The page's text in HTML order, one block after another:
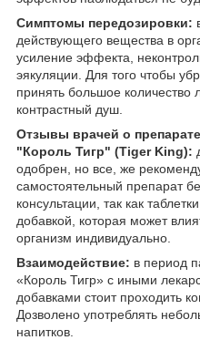
Симптомы передозировки:
действующего вещества в
усиление эффекта,
эякуляции. Для того чтобы
принять большое количество
контрастный душ.
Отзывы врачей о
"Король Тигр" (Tiger King):
одобрен, но все, же
самостоятельный препарат
консультации, так как
добавкой, которая может
организм индивидуально.
Взаимодействие: в период
«Король Тигр» с иными
добавками стоит проходить
Дозволено употреблять
напитков.